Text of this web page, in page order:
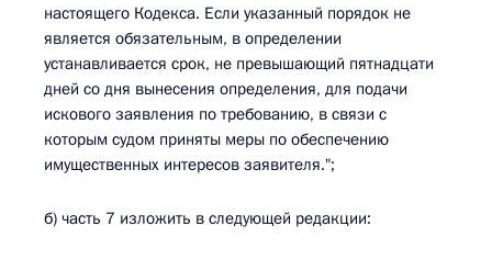
настоящего Кодекса. Если указанный порядок не
является обязательным, в определении
устанавливается срок, не превышающий пятнадцати
дней со дня вынесения определения, для подачи
искового заявления по требованию, в связи с
которым судом приняты меры по обеспечению
имущественных интересов заявителя.";
б) часть 7 изложить в следующей редакции: